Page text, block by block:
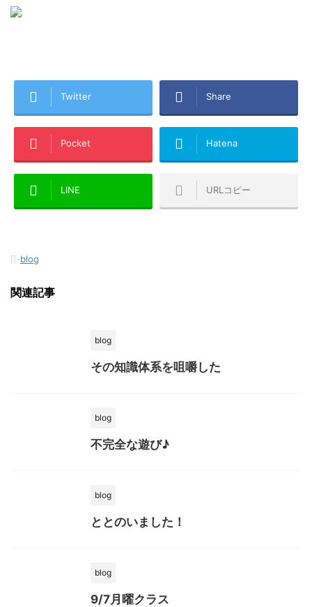
Twitter Share
Pocket Hatena
LINE URLコピー
-blog
関連記事
blog
その知識体系を咀嚼した
blog
不完全な遊び♪
blog
ととのいました！
blog
9/7月曜クラス